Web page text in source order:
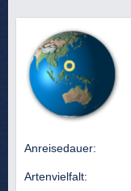
Anreisedauer:
Artenvielfalt: